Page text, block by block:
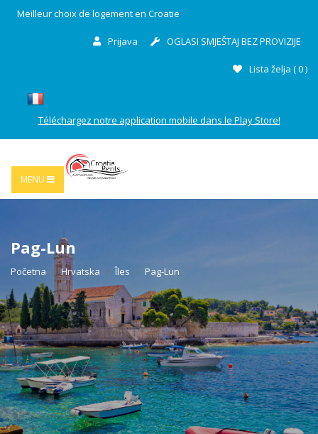
Meilleur choix de logement en Croatie
Prijava OGLASI SMJEŠTAJ BEZ PROVIZIJE
Lista želja (0)
Téléchargez notre application mobile dans le Play Store!
MENU
Pag-Lun
Početna Hrvatska Îles Pag-Lun